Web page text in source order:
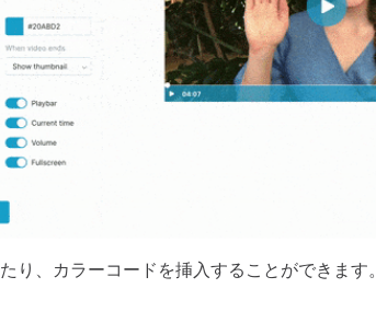
り、カラーコードを挿入することができます。